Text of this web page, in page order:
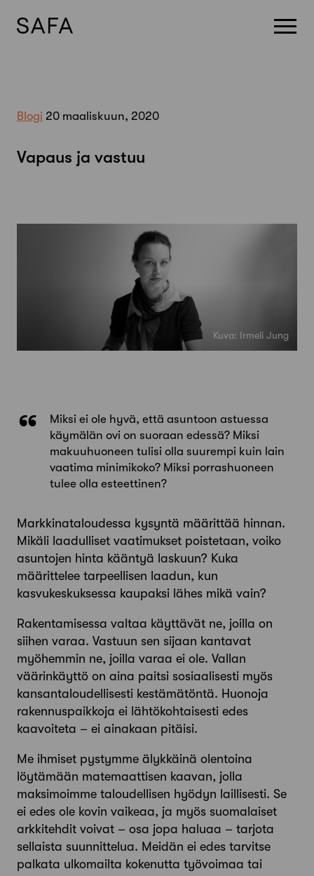
Blogi 20 maaliskuun, 2020
Vapaus ja vastuu
Kuva: Irmeli Jung
Miksi ei ole hyvä, että asuntoon astuessa
käymälän ovi on suoraan edessä? Miksi
makuuhuoneen tulisi olla suurempi kuin lain
vaatima minimikoko? Miksi porrashuoneen
tulee olla esteettinen?
Markkinataloudessa kysyntä määrittää hinnan.
Mikäli laadulliset vaatimukset poistetaan, voiko
asuntojen hinta kääntyä laskuun? Kuka
määrittelee tarpeellisen laadun, kun
kasvukeskuksessa kaupaksi lähes mikä vain?
Rakentamisessa valtaa käyttävät ne, joilla on
siihen varaa. Vastuun sen sijaan kantavat
myöhemmin ne, joilla varaa ei ole. Vallan
väärinkäyttö on aina paitsi sosiaalisesti myös
kansantaloudellisesti kestämätöntä. Huonoja
rakennuspaikkoja ei lähtökohtaisesti edes
kaavoiteta – ei ainakaan pitäisi.
Me ihmiset pystymme älykkäinä olentoina
löytämään matemaattisen kaavan, jolla
maksimoimme taloudellisen hyödyn laillisesti. Se
ei edes ole kovin vaikeaa, ja myös suomalaiset
arkkitehdit voivat – osa jopa haluaa – tarjota
sellaista suunnittelua. Meidän ei edes tarvitse
palkata ulkomailta kokenutta työvoimaa tai